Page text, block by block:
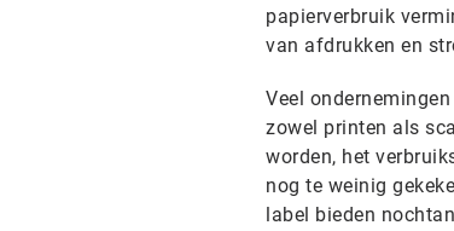
papierverbruik
van afdrukken en
Veel
zowel printen als
worden, het
nog te weinig
label bieden